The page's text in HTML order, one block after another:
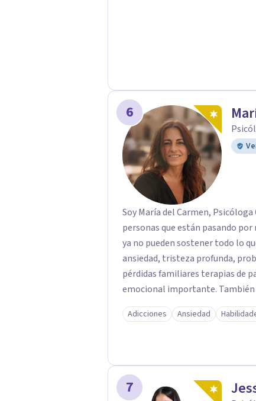
6
Soy María del Carmen,
personas que están pasando
ya no pueden sostener todo lo que están viviendo.
ansiedad, tristeza profunda,
pérdidas familiares terapias de
emocional importante.
miedos, dificultades escolares o
que necesitan orientación para
objetivo es que te sientas
preocupa sin miedo a ser juzgado. La terapia
entenderte y aprender a vivir con más
Adicciones Ansiedad
7